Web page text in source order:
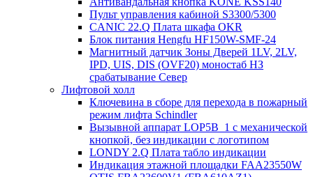
Пульт управления кабиной S3300/5300
CANIC 22.Q Плата шкафа OKR
Блок питания Hengfu HF150W-SMF-24
Магнитный датчик Зоны Дверей 1LV, 2LV,
IPD, UIS, DIS (OVF20) моностаб НЗ
срабатывание Cевер
Лифтовой холл
Ключевина в сборе для перехода в пожарный
режим лифта Schindler
Вызывной аппарат LOP5B_1 с механической
кнопкой, без индикации с логотипом
LONDY 2.Q Плата табло индикации
Индикация этажной площадки FAA23550W